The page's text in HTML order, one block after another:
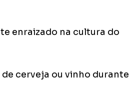
enraizado na cultura do
cerveja ou vinho durante